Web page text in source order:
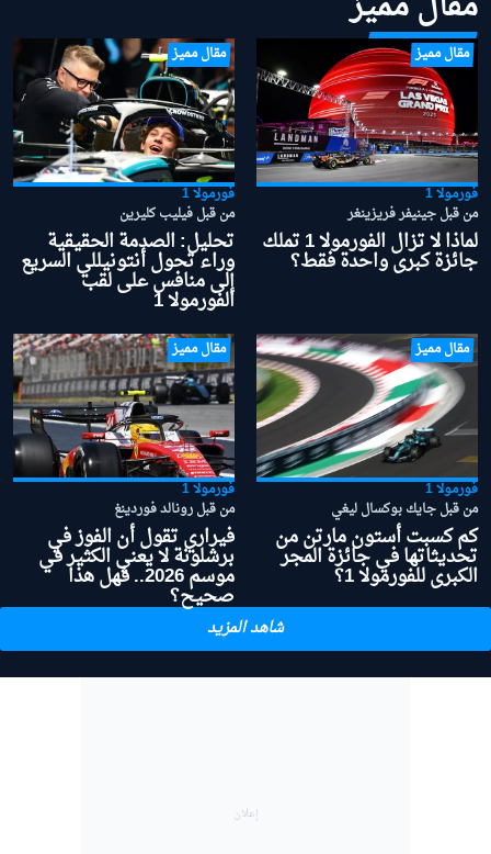
مقال مميز
فورمولا 1
من قبل جينيفر فريزينغر
لماذا لا تزال الفورمولا 1 تملك
جائزة كبرى واحدة فقط؟
مقال مميز
فورمولا 1
من قبل فيليب كليرين
تحليل: الصدمة الحقيقية
وراء تحول أنتونيللي السريع
إلى منافس على لقب
الفورمولا 1
مقال مميز
فورمولا 1
من قبل جايك بوكسال ليغي
كم كسبت أستون مارتن من
تحديثاتها في جائزة المجر
الكبرى للفورمولا 1؟
مقال مميز
فورمولا 1
من قبل رونالد فوردينغ
فيراري تقول أن الفوز في
برشلونة لا يعني الكثير في
موسم 2026.. فهل هذا
صحيح؟
شاهد المزيد